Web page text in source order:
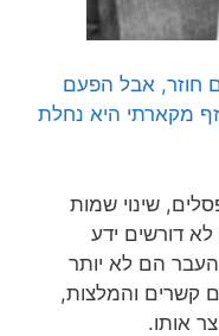
חוזר, אבל הפעם
מקארתי היא נחלת
שינוי שמות
לא דורשים ידע
העבר הם לא יותר
קשרים והמלצות,
אותו.